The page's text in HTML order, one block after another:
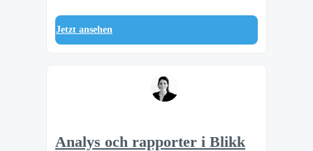
Jetzt ansehen
Analys och rapporter i Blikk